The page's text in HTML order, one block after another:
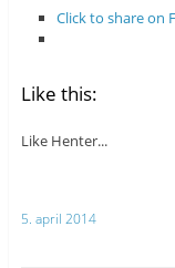
Click to share on
Like this:
Like Henter...
5. april 2014